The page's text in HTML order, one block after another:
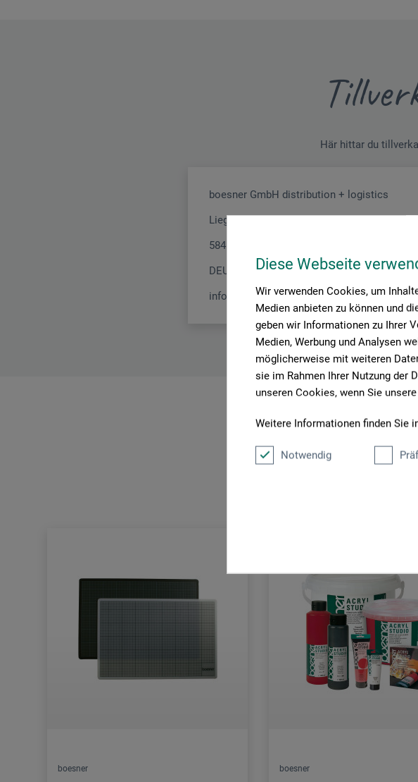
Diese Webseite
Wir verwenden Cookies, um
Medien anbieten zu können und
geben wir Informationen zu Ihrer
Medien, Werbung und Analysen
möglicherweise mit weiteren
sie im Rahmen Ihrer Nutzung der
unseren Cookies, wenn Sie
Weitere Informationen finden Sie
Notwendig
Här hittar du
boesner GmbH distribution + logistics
Liegnitzer Str. 17
58454 Witten
DEUTSCHLAND
info.dl@boesner.com
boesner boesner